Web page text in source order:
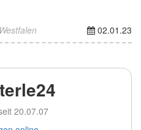
02.01.23
20.07.07